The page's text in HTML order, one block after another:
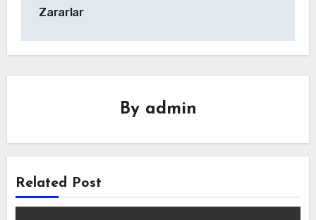
Zararlar
By admin
Related Post